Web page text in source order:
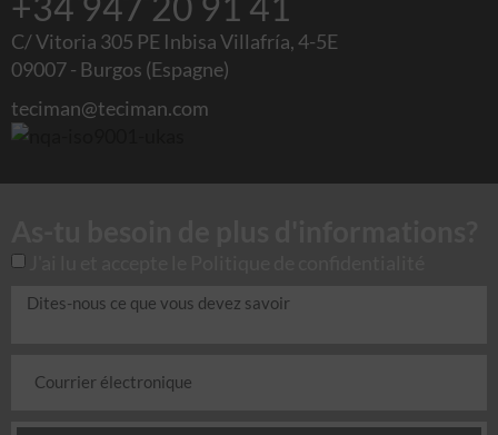
C/ Vitoria 305 PE Inbisa Villafría, 4-5E
09007 - Burgos (Espagne)
teciman@teciman.com